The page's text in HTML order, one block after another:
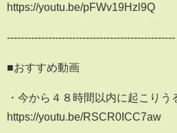
https://youtu.be/pFWv19Hzl9Q
-------------------------------------------------
■おすすめ動画
・今から４８時間以内に起こりう
https://youtu.be/RSCR0ICC7aw